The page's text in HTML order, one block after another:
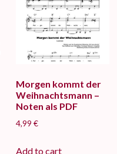
Morgen kommt der
Weihnachtsmann –
Noten als PDF
4,99€
Add to cart